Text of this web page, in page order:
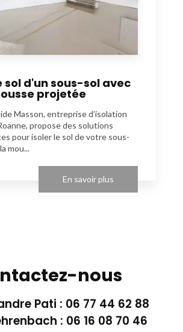
sol d'un sous-sol avec
projetée
Masson, entreprise d’isolation
propose des solutions
pour isoler le sol de votre sous-
mou...
En savoir plus
nous
Pati : 06 77 44 62 88
: 06 16 08 70 46